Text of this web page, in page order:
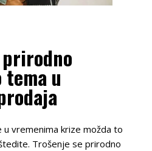
tema u
vremenima krize možda to
Trošenje se prirodno